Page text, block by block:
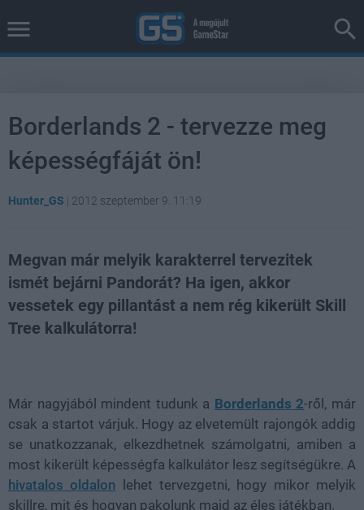
Borderlands 2 - tervezze meg
képességfáját ön!
Hunter_GS | 2012 szeptember 9. 11:19
Megvan már melyik karakterrel tervezitek
ismét bejárni Pandorát? Ha igen, akkor
vessetek egy pillantást a nem rég kikerült Skill
Tree kalkulátorra!
Már nagyjából mindent tudunk a Borderlands 2-ről, már
csak a startot várjuk. Hogy az elvetemült rajongók addig
se unatkozzanak, elkezdhetnek számolgatni, amiben a
most kikerült képességfa kalkulátor lesz segítségükre. A
hivatalos oldalon lehet tervezgetni, hogy mikor melyik
skillre, mit és hogyan pakolunk majd az éles játékban.